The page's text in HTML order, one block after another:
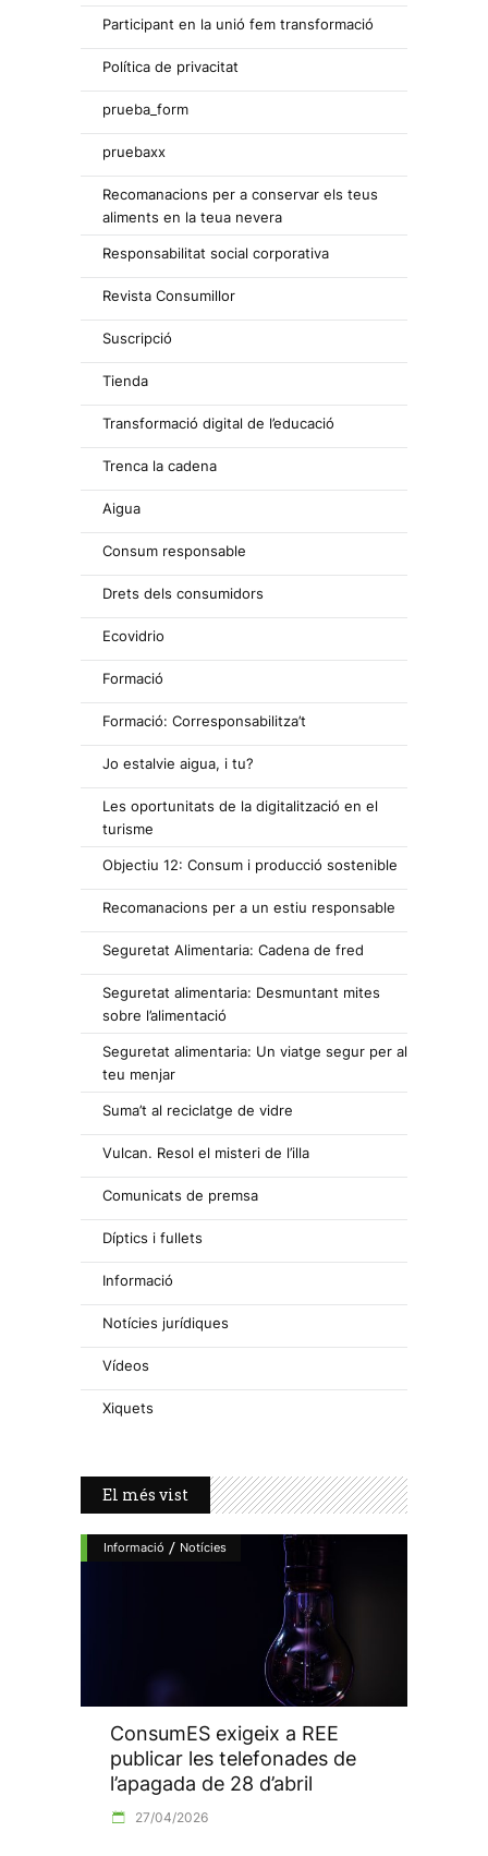
Participant en la unió fem transformació
Política de privacitat
prueba_form
pruebaxx
Recomanacions per a conservar els teus
aliments en la teua nevera
Responsabilitat social corporativa
Revista Consumillor
Suscripció
Tienda
Transformació digital de l’educació
Trenca la cadena
Aigua
Consum responsable
Drets dels consumidors
Ecovidrio
Formació
Formació: Corresponsabilitza’t
Jo estalvie aigua, i tu?
Les oportunitats de la digitalització en el
turisme
Objectiu 12: Consum i producció sostenible
Recomanacions per a un estiu responsable
Seguretat Alimentaria: Cadena de fred
Seguretat alimentaria: Desmuntant mites
sobre l’alimentació
Seguretat alimentaria: Un viatge segur per al
teu menjar
Suma’t al reciclatge de vidre
Vulcan. Resol el misteri de l’illa
Comunicats de premsa
Díptics i fullets
Informació
Notícies jurídiques
Vídeos
Xiquets
El més vist
Informació / Notícies
ConsumES exigeix a REE
publicar les telefonades de
l’apagada de 28 d’abril
27/04/2026